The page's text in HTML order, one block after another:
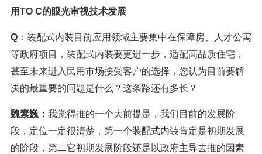
用TO C的眼光审视技术发展
Q：装配式内装目前应用领域主要集中在保障房、人才公寓
等政府项目，装配式内装要更进一步，适配高品质住宅，
甚至未来进入民用市场接受客户的选择，您认为目前要解
决的最重要的问题是什么？这条路还有多长？
魏素巍： 我觉得推的一个大前提是，我们目前的发展阶
段，定位一定很清楚，第一个装配式内装肯定是初期发展
的阶段，第二它初期发展阶段还是以政府主导去推的因素